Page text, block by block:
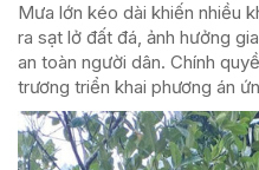
Mưa lớn kéo dài khiến nhiều
ra sạt lở đất đá, ảnh hưởng
an toàn người dân. Chính
trương triển khai phương án